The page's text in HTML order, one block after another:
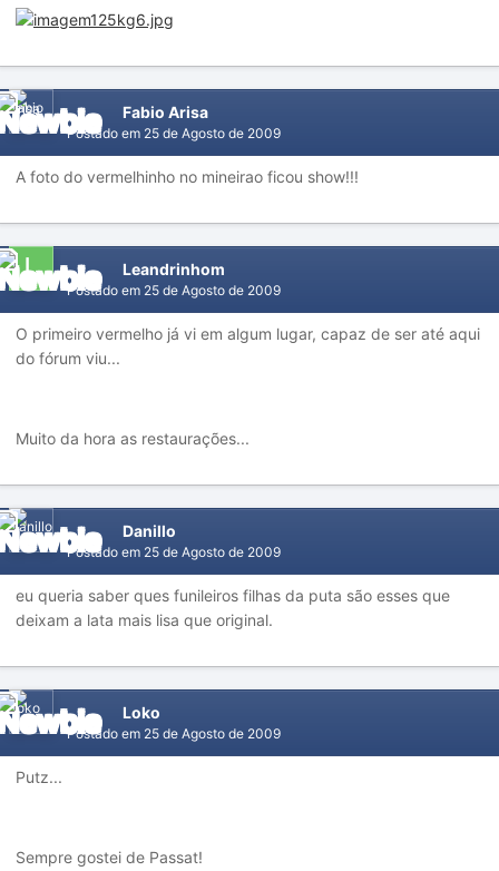
Fabio Arisa
Postado em 25 de Agosto de 2009
A foto do vermelhinho no mineirao ficou show!!!
Leandrinhom
Postado em 25 de Agosto de 2009
O primeiro vermelho já vi em algum lugar, capaz de ser até aqui
do fórum viu...
Muito da hora as restaurações...
Danillo
Postado em 25 de Agosto de 2009
eu queria saber ques funileiros filhas da puta são esses que
deixam a lata mais lisa que original.
Loko
Postado em 25 de Agosto de 2009
Putz...
Sempre gostei de Passat!